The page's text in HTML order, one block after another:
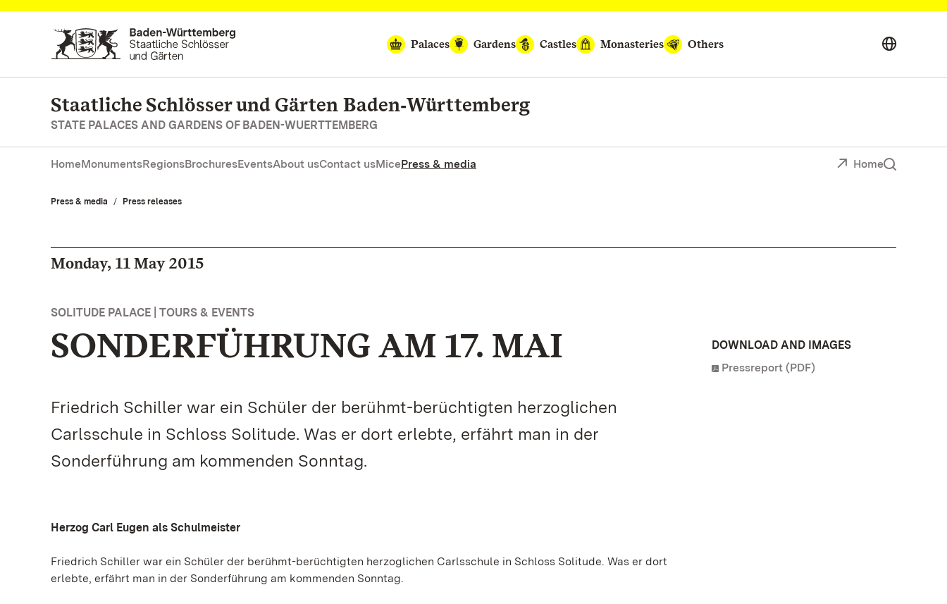
Navigate to main page
Palaces
Gardens Castles Monasteries Others
Staatliche Schlösser und Gärten Baden‑Württemberg
STATE PALACES AND GARDENS OF BADEN-WUERTTEMBERG
HomeMonumentsRegionsBrochuresEventsAbout usContact usMicePress & media Home
Press & media Press releases
Monday, 11 May 2015
SOLITUDE PALACE | TOURS & EVENTS
SONDERFÜHRUNG AM 17. MAI
Friedrich Schiller war ein Schüler der berühmt-berüchtigten herzoglichen
Carlsschule in Schloss Solitude. Was er dort erlebte, erfährt man in der
Sonderführung am kommenden Sonntag.
Herzog Carl Eugen als Schulmeister
Friedrich Schiller war ein Schüler der berühmt-berüchtigten herzoglichen Carlsschule in Schloss Solitude. Was er dort
erlebte, erfährt man in der Sonderführung am kommenden Sonntag.
DOWNLOAD AND IMAGES
Pressreport (PDF)